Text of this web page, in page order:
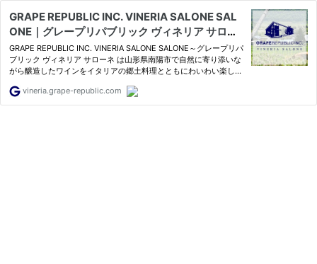
GRAPE REPUBLIC INC. VINERIA SALONE SAL
ONE｜グレープリパブリック ヴィネリア サロー
ネ ～山形県醸造の自然派ワインを、古都・鎌倉
で楽しむカジュアルレストラン
GRAPE REPUBLIC INC. VINERIA SALONE SALONE～グレープリパ
ブリック ヴィネリア サローネ は山形県南陽市で自然に寄り添いな
がら醸造したワインをイタリアの郷土料理とともにわいわい楽しん
ュアルレストランです。
vineria.grape-republic.com